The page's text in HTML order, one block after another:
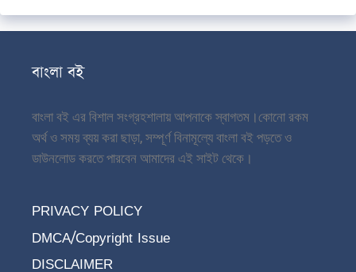
বাংলা বই
বাংলা বই এর বিশাল সংগ্রহশালায় আপনাকে স্বাগতম।কোনো রকম
অর্থ ও সময় ব্যয় করা ছাড়া, সম্পূর্ণ বিনামূল্যে বাংলা বই পড়তে ও
ডাউনলোড করতে পারবেন আমাদের এই সাইট থেকে।
PRIVACY POLICY
DMCA/Copyright Issue
DISCLAIMER